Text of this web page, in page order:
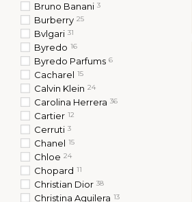
Bruno Banani 3
Burberry 25
Bvlgari 31
Byredo 16
Byredo Parfums 6
Cacharel 15
Calvin Klein 24
Carolina Herrera 36
Cartier 12
Cerruti 3
Chanel 15
Chloe 24
Chopard 11
Christian Dior 38
Christina Aguilera 13